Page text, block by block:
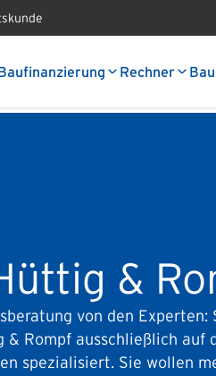
Rechner
&
von den Experten:
& Rompf ausschließlich auf
spezialisiert. Sie wollen